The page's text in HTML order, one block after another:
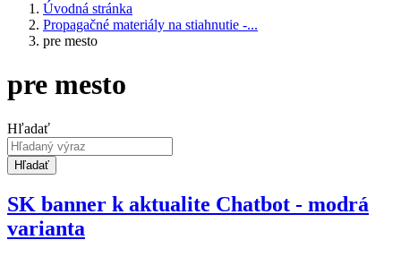
Úvodná stránka
Propagačné materiály na stiahnutie -...
pre mesto
pre mesto
Hľadať
Hľadať
SK banner k aktualite Chatbot - modrá
varianta